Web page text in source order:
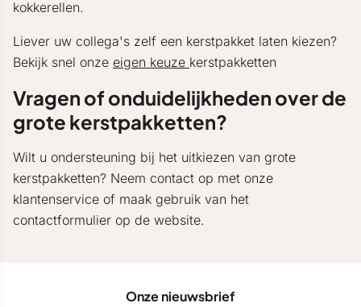
kokkerellen.
Liever uw collega's zelf een kerstpakket laten kiezen?
Bekijk snel onze eigen keuze kerstpakketten
Vragen of onduidelijkheden over de
grote kerstpakketten?
Wilt u ondersteuning bij het uitkiezen van grote
kerstpakketten? Neem contact op met onze
klantenservice of maak gebruik van het
contactformulier op de website.
Onze nieuwsbrief